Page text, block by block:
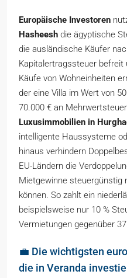
Europäische Investoren
Hasheesh die ägyptische
die ausländische Käufer
Kapitalertragssteuer
Käufe von Wohneinheiten
der eine Villa im Wert von
70.000 € an
Luxusimmobilien in
intelligente Haussysteme
hinaus verhindern
EU-Ländern die
Mietgewinne steuergünstig
können. So zahlt ein
beispielsweise nur 10 %
Vermietungen gegenüber
💼 Die wichtigsten
die in Veranda